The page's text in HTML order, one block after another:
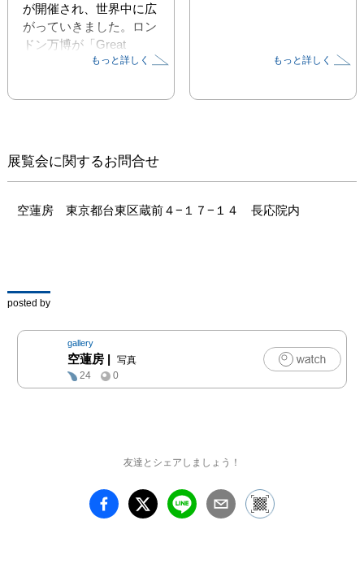
が開催され、世界中に広
がっていきました。ロン
ドン万博が「Great
Exhibition」であったのに
「Exposition
「universelle」という言
葉には、単に国際的な祭
地球上に存在する「万
界を把握しようと努めま
した。会場には西洋列強
諸国の産業製品だけでな
く、植民地や非西洋諸国
の建築物や工芸品、動植
物が一堂に会し、果ては
ろに集めることで、人々
を与えようとする試みだ
ったと言えます。
もっと詳しく もっと詳しく
展覧会に関するお問合せ
空蓮房　東京都台東区蔵前４−１７−１４　長応院内
posted by
gallery
空蓮房 |
写真
24
0
友達とシェアしましょう！